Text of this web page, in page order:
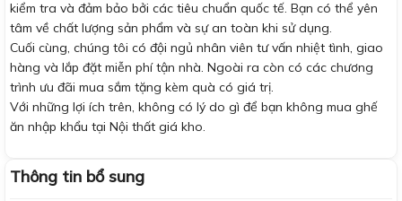
kiểm tra và đảm bảo bởi các tiêu chuẩn quốc tế. Bạn có thể yên
tâm về chất lượng sản phẩm và sự an toàn khi sử dụng.
Cuối cùng, chúng tôi có đội ngủ nhân viên tư vấn nhiệt tình, giao
hàng và lắp đặt miễn phí tận nhà. Ngoài ra còn có các chương
trình ưu đãi mua sắm tặng kèm quà có giá trị.
Với những lợi ích trên, không có lý do gì để bạn không mua ghế
ăn nhập khẩu tại Nội thất giá kho.
Thông tin bổ sung